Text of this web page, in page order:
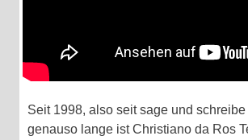
Seit 1998, also seit sage und
genauso lange ist Christiano da Ros